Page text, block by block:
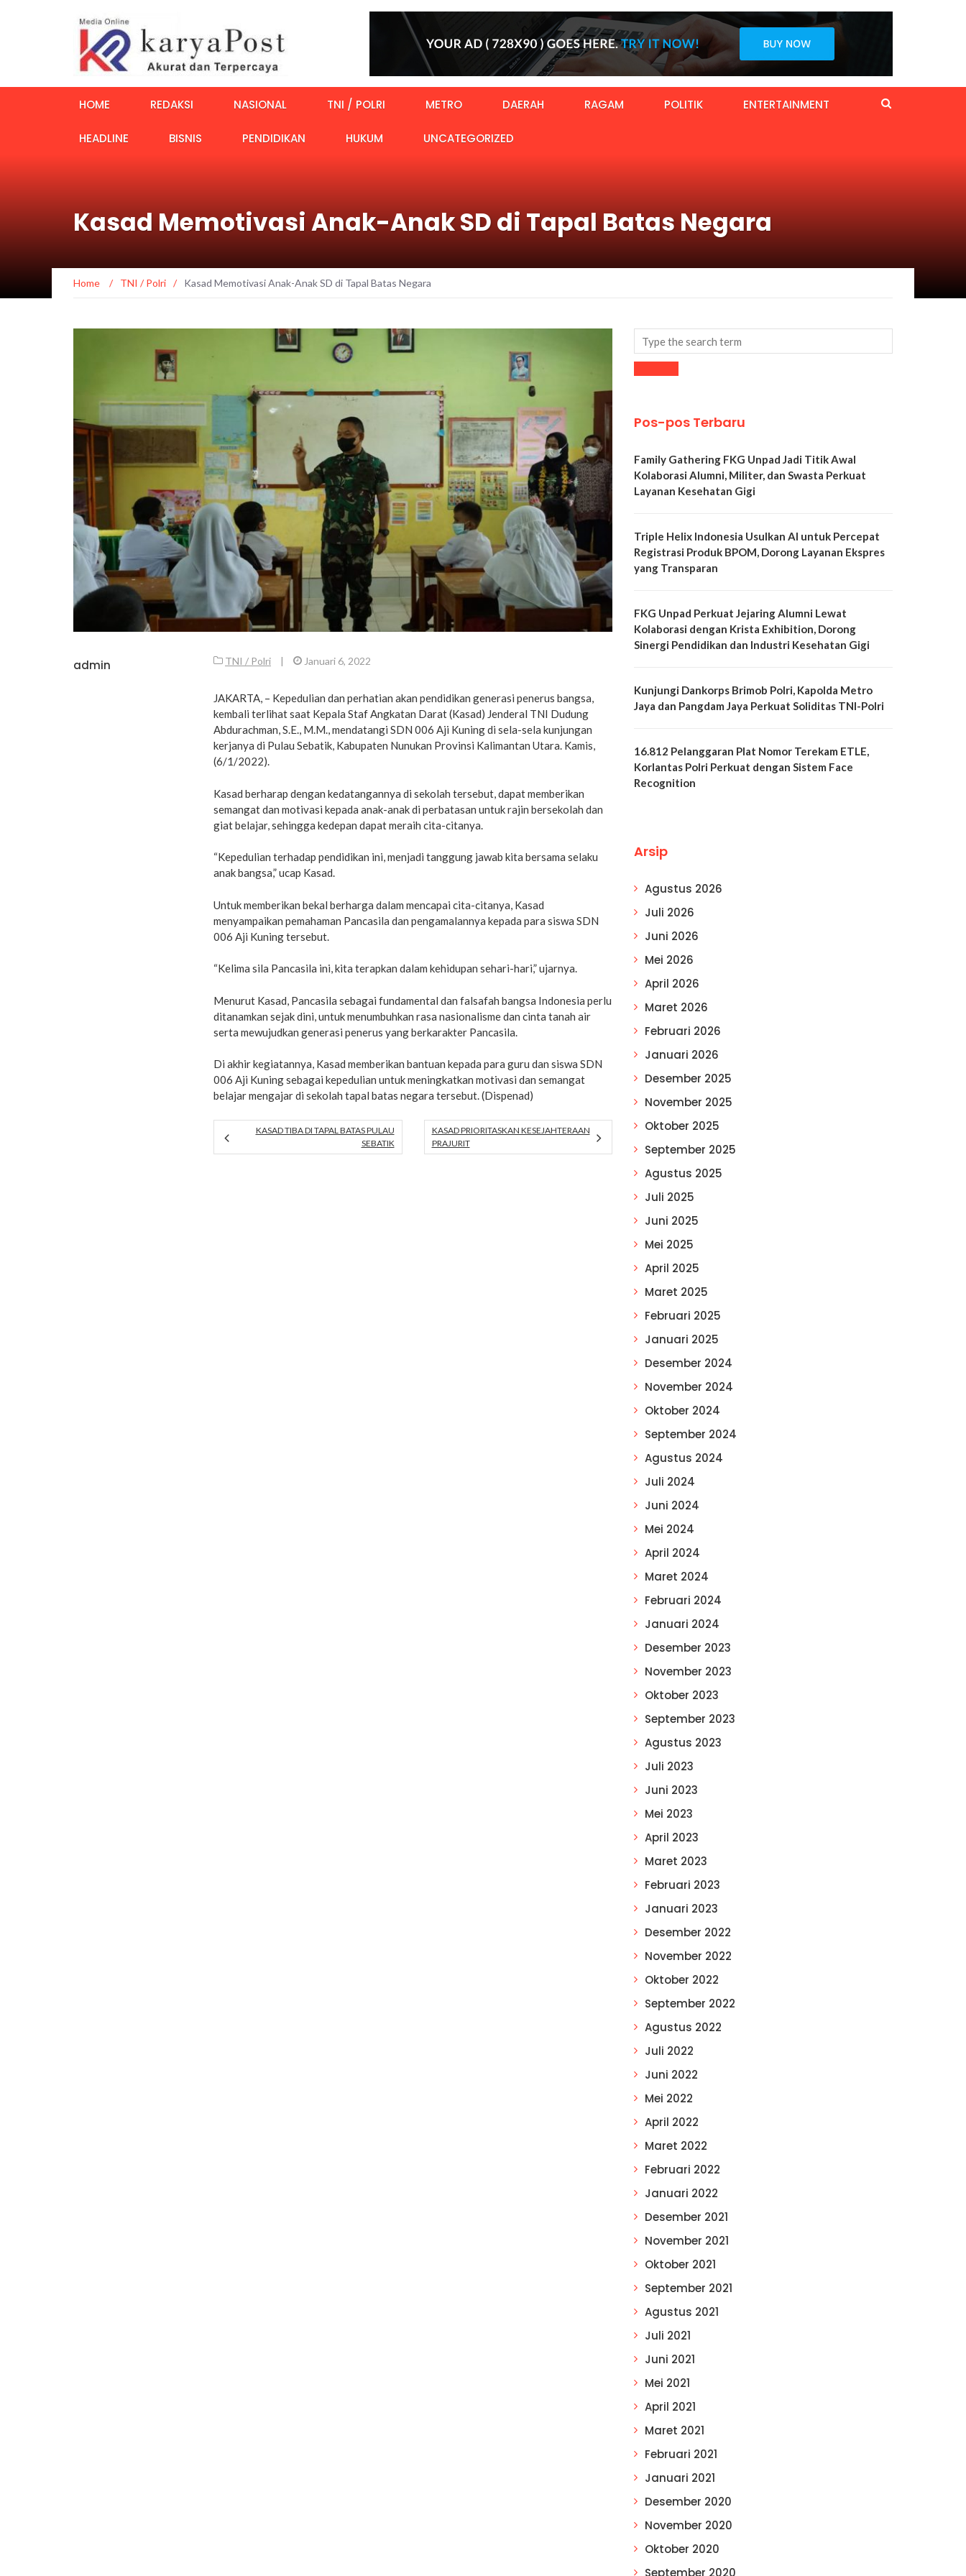
HOME REDAKSI NASIONAL TNI / POLRI METRO DAERAH RAGAM POLITIK ENTERTAINMENT
HEADLINE BISNIS PENDIDIKAN HUKUM UNCATEGORIZED
Kasad Memotivasi Anak-Anak SD di Tapal Batas Negara
Home / TNI / Polri / Kasad Memotivasi Anak-Anak SD di Tapal Batas Negara
admin TNI / Polri | Januari 6, 2022
JAKARTA, – Kepedulian dan perhatian akan pendidikan generasi penerus bangsa,
kembali terlihat saat Kepala Staf Angkatan Darat (Kasad) Jenderal TNI Dudung
Abdurachman, S.E., M.M., mendatangi SDN 006 Aji Kuning di sela-sela kunjungan
kerjanya di Pulau Sebatik, Kabupaten Nunukan Provinsi Kalimantan Utara. Kamis,
(6/1/2022).
Kasad berharap dengan kedatangannya di sekolah tersebut, dapat memberikan
semangat dan motivasi kepada anak-anak di perbatasan untuk rajin bersekolah dan
giat belajar, sehingga kedepan dapat meraih cita-citanya.
“Kepedulian terhadap pendidikan ini, menjadi tanggung jawab kita bersama selaku
anak bangsa,” ucap Kasad.
Untuk memberikan bekal berharga dalam mencapai cita-citanya, Kasad
menyampaikan pemahaman Pancasila dan pengamalannya kepada para siswa SDN
006 Aji Kuning tersebut.
“Kelima sila Pancasila ini, kita terapkan dalam kehidupan sehari-hari,” ujarnya.
Menurut Kasad, Pancasila sebagai fundamental dan falsafah bangsa Indonesia perlu
ditanamkan sejak dini, untuk menumbuhkan rasa nasionalisme dan cinta tanah air
serta mewujudkan generasi penerus yang berkarakter Pancasila.
Di akhir kegiatannya, Kasad memberikan bantuan kepada para guru dan siswa SDN
006 Aji Kuning sebagai kepedulian untuk meningkatkan motivasi dan semangat
belajar mengajar di sekolah tapal batas negara tersebut. (Dispenad)
KASAD TIBA DI TAPAL BATAS PULAU
SEBATIK
KASAD PRIORITASKAN KESEJAHTERAAN
PRAJURIT
Pos-pos Terbaru
Family Gathering FKG Unpad Jadi Titik Awal
Kolaborasi Alumni, Militer, dan Swasta Perkuat
Layanan Kesehatan Gigi
Triple Helix Indonesia Usulkan AI untuk Percepat
Registrasi Produk BPOM, Dorong Layanan Ekspres
yang Transparan
FKG Unpad Perkuat Jejaring Alumni Lewat
Kolaborasi dengan Krista Exhibition, Dorong
Sinergi Pendidikan dan Industri Kesehatan Gigi
Kunjungi Dankorps Brimob Polri, Kapolda Metro
Jaya dan Pangdam Jaya Perkuat Soliditas TNI-Polri
16.812 Pelanggaran Plat Nomor Terekam ETLE,
Korlantas Polri Perkuat dengan Sistem Face
Recognition
Arsip
Agustus 2026
Juli 2026
Juni 2026
Mei 2026
April 2026
Maret 2026
Februari 2026
Januari 2026
Desember 2025
November 2025
Oktober 2025
September 2025
Agustus 2025
Juli 2025
Juni 2025
Mei 2025
April 2025
Maret 2025
Februari 2025
Januari 2025
Desember 2024
November 2024
Oktober 2024
September 2024
Agustus 2024
Juli 2024
Juni 2024
Mei 2024
April 2024
Maret 2024
Februari 2024
Januari 2024
Desember 2023
November 2023
Oktober 2023
September 2023
Agustus 2023
Juli 2023
Juni 2023
Mei 2023
April 2023
Maret 2023
Februari 2023
Januari 2023
Desember 2022
November 2022
Oktober 2022
September 2022
Agustus 2022
Juli 2022
Juni 2022
Mei 2022
April 2022
Maret 2022
Februari 2022
Januari 2022
Desember 2021
November 2021
Oktober 2021
September 2021
Agustus 2021
Juli 2021
Juni 2021
Mei 2021
April 2021
Maret 2021
Februari 2021
Januari 2021
Desember 2020
November 2020
Oktober 2020